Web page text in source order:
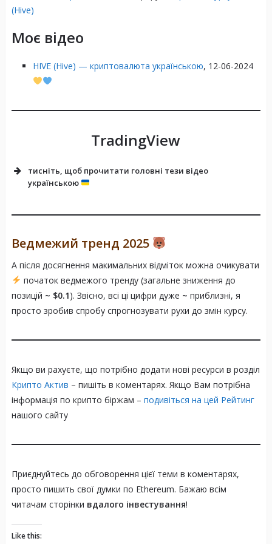
Низькі комісії
Гейміфікація та винагородження
Контент-маркетинг
Соціальні мережі
Фінансові послуги
(Hive)
Моє відео
HIVE (Hive) — криптовалюта українською, 12-06-2024
TradingView
тисніть, щоб прочитати головні тези відео
українською
Трендові Сигнали:
HIVE демонструє формування бичачих
патернів, таких як “висхідний клин” та
“симетричний трикутник”. Аналітики
прогнозують потенціал для значного
Рівні Підтримки та Опору:
позначках $0.350, $0.320 та $0.280. Рівні
опору включають $0.420, $0.480 та $0.556.
Пробиття цих рівнів може призвести до
Індикатори, такі як RSI та MACD, вказують на
Торгівля рекомендується з обережністю,
враховуючи потенційні ризики та
волатильність.
Ведмежий тренд 2025
А після досягнення макимальних відміток можна очикувати
початок ведмежого тренду (загальне зниження до
позицій ~ $0.1). Звісно, всі ці цифри дуже ~ приблизні, я
просто зробив спробу спрогнозувати рухи до змін курсу.
Якщо ви рахуєте, що потрібно додати нові ресурси в розділ
Крипто Актив – пишіть в коментарях. Якщо Вам потрібна
інформація по крипто біржам – подивіться на цей Рейтинг
нашого сайту
Приєднуйтесь до обговорення цієї теми в коментарях,
просто пишить свої думки по Ethereum. Бажаю всім
читачам сторінки вдалого інвестування!
Like this: